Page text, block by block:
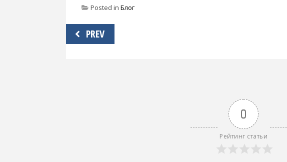
Posted in Блог
Навигация
по
PREV
0
Рейтинг статьи